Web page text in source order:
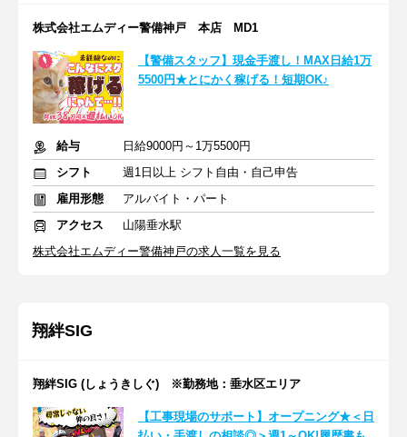
株式会社エムディー警備神戸 本店 MD1
【警備スタッフ】現金手渡し！MAX日給1万
5500円★とにかく稼げる！短期OK♪
給与
日給9000円～1万5500円
シフト
週1日以上 シフト自由・自己申告
雇用形態
アルバイト・パート
アクセス
山陽垂水駅
株式会社エムディー警備神戸の求人一覧を見る
翔絆SIG
翔絆SIG (しょうきしぐ) ※勤務地：垂水区エリア
【工事現場のサポート】オープニング★＜日